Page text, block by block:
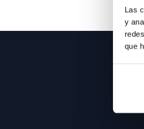
Las
y
que